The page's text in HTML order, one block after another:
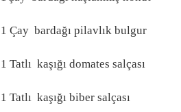
1 Çay bardağı pilavlık bulgur
1 Tatlı kaşığı domates salçası
1 Tatlı kaşığı biber salçası